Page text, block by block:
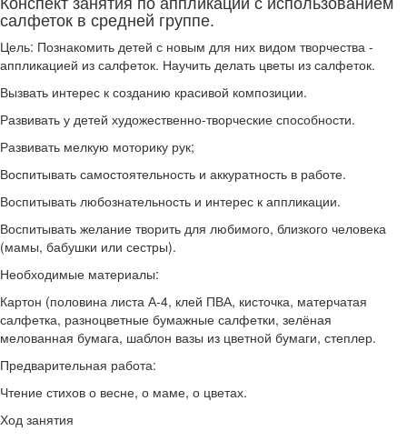
салфеток в средней группе.
Цель: Познакомить детей с новым для них видом творчества -
аппликацией из салфеток. Научить делать цветы из салфеток.
Вызвать интерес к созданию красивой композиции.
Развивать у детей художественно-творческие способности.
Развивать мелкую моторику рук;
Воспитывать самостоятельность и аккуратность в работе.
Воспитывать любознательность и интерес к аппликации.
Воспитывать желание творить для любимого, близкого человека
(мамы, бабушки или сестры).
Необходимые материалы:
Картон (половина листа А-4, клей ПВА, кисточка, матерчатая
салфетка, разноцветные бумажные салфетки, зелёная
мелованная бумага, шаблон вазы из цветной бумаги, степлер.
Предварительная работа:
Чтение стихов о весне, о маме, о цветах.
Ход занятия